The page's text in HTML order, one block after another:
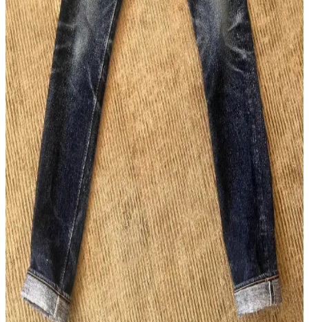
Omoto'nun 0611 modeli, 15.5oz slub kumaşı ve rahat kesimiyle
Japon selvedge deniminde özgün bir seçenek sunuyor. Kaliteli
pamuk karışımı ve detaylara verilen önemle konfor ve dayanıklılık
sağlanıyor.
Raw Denim ve Sahte Ürünlerle Mücadelede Studio
D'Artisan Örneği ve Alışveriş Rehberi
Raw denim sektöründe sahte ürünler, özellikle Studio D'Artisan gibi
markalarda alıcıların orijinallik tespiti yapmasını zorlaştırıyor.
Güvenilir satıcı seçimi ve detaylı inceleme önem kazanıyor.
Wingman Denim 23oz Keten Denim: Güneydoğu
Asya'nın Ham Denim Trendleri ve Dayanıklılığı
Wingman Denim'in 23oz keten denim kotları, dayanıklılığı ve doğal
solma süreciyle ham denim tutkunlarının ilgisini çekiyor. Beden
seçenekleri ve tasarım eleştirileri markanın uluslararası pazardaki
konumunu etkiliyor.
Flat Head FN-D111 14.5oz Wide Straight LHT Kot
Pantolon Özellikleri ve Kullanıcı Yorumları